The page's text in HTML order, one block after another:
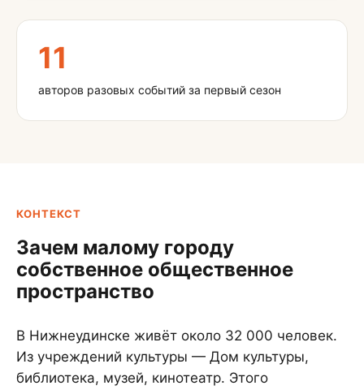
11
авторов разовых событий за первый сезон
КОНТЕКСТ
Зачем малому городу
собственное общественное
пространство
В Нижнеудинске живёт около 32 000 человек.
Из учреждений культуры — Дом культуры,
библиотека, музей, кинотеатр. Этого